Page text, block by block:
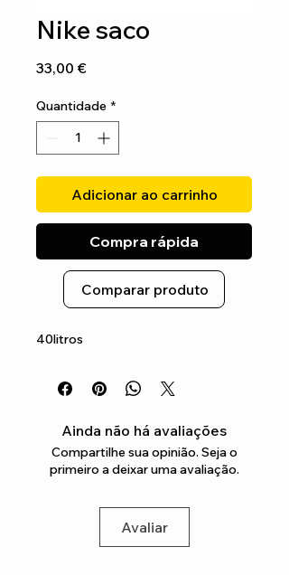
Nike saco
33,00 €Preço
Quantidade *
Adicionar ao carrinho
Compra rápida
Comparar produto
40litros
Ainda não há avaliações
Compartilhe sua opinião. Seja o
primeiro a deixar uma avaliação.
Avaliar